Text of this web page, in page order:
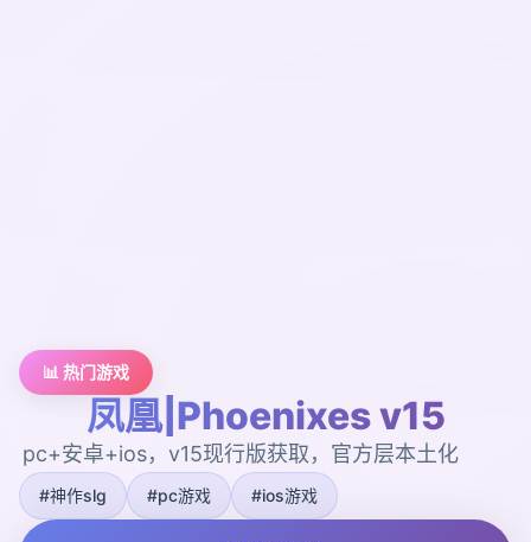
📊 热门游戏
凤凰|Phoenixes v15
pc+安卓+ios，v15现行版获取，官方层本土化
#神作slg #pc游戏 #ios游戏